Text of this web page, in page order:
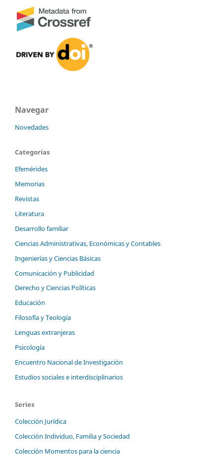
Navegar
Novedades
Categorías
Efemérides
Memorias
Revistas
Literatura
Desarrollo familiar
Ciencias Administrativas, Económicas y Contables
Ingenierías y Ciencias Básicas
Comunicación y Publicidad
Derecho y Ciencias Políticas
Educación
Filosofía y Teología
Lenguas extranjeras
Psicología
Encuentro Nacional de Investigación
Estudios sociales e interdisciplinarios
Series
Colección Jurídica
Colección Individuo, Familia y Sociedad
Colección Momentos para la ciencia